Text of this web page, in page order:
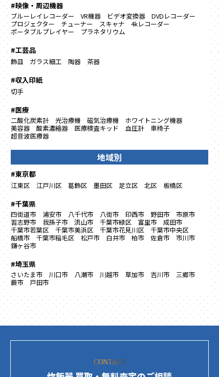
#映像・周辺機器
ブルーレイレコーダー VR機器 ビデオ変換器
DVDレコーダー
プロジェクター
チューナー スキャナ
4kレコーダー
ポータブルプレイヤー
プラネタリウム
#工芸品
飾皿 ガラス細工 陶器 茶器
#収入印紙
切手
#医療
二酸化炭素計 光治療機 磁気治療機
ホワイトニング機器
美容器
酸素濃縮器 医療検査キッド 血圧計
車椅子
超音波医療器
地域別
#東京都
江東区 江戸川区 葛飾区 墨田区 足立区 北区 板橋区
#千葉県
四街道市 浦安市 八千代市 八街市 印西市 野田市
市原市
習志野市
我孫子市 流山市 千葉市緑区 富里市
成田市
千葉市若葉区
千葉市美浜区 千葉市花見川区
千葉市中央区
船橋市
千葉市稲毛区 松戸市 白井市 柏市 佐倉市
市川市
鎌ヶ谷市
#埼玉県
さいたま市 川口市 八潮市 川越市 草加市 吉川市
三郷市
蕨市
戸田市
CONTACT